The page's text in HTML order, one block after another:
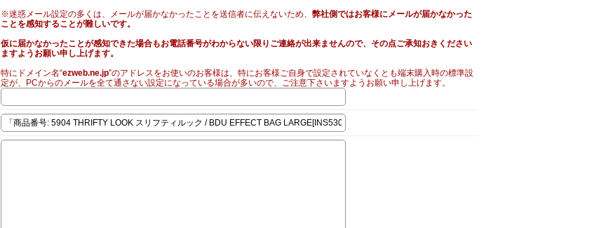
※迷惑メール設定の多くは、メールが届かなかったことを送信者に伝えないため、 弊社側ではお客様にメールが届かなかった
ことを感知することが難しいです。
仮に届かなかったことが感知できた場合もお電話番号がわからない限りご連絡が出来ませんので、その点ご承知おきください
ますようお願い申し上げます。
特にドメイン名“ezweb.ne.jp”のアドレスをお使いのお客様は、特にお客様ご自身で設定されていなくとも端末購入時の標準設
定が、PCからのメールを全て通さない設定になっている場合が多いので、ご注意下さいますようお願い申し上げます。